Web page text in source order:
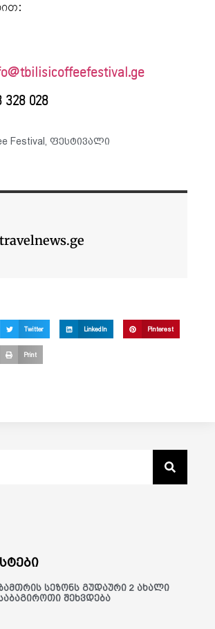
028
Festival, ფესტივალი
travelnews.ge
Twitter LinkedIn Pinterest
Print
სეზონს გუდაური 2 ახალი
შეხვდება